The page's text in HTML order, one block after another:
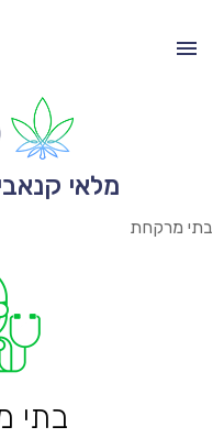
מלאי
בתי מרקחת
בתי